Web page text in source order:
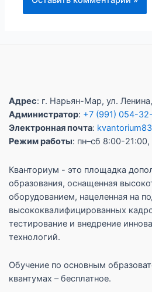
Адрес: г. Нарьян-Мар, ул.
Администратор: +7 (991) 054-
Электронная почта:
Режим работы: пн–сб 8:00-
Кванториум - это площадка
образования, оснащенная
оборудованием, нацеленная на
высококвалифицированных
тестирование и внедрение
технологий.
Обучение по основным
квантумах – бесплатное.